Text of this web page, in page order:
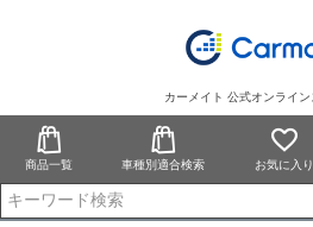
カーメイト 公式オンライ
商品一覧 車種別適合検索 お気に入り